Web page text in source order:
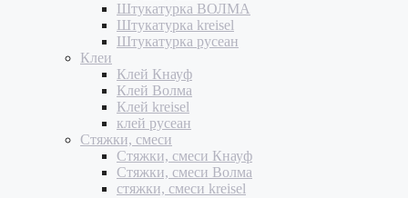
Штукатурка ВОЛМА
Штукатурка kreisel
Штукатурка русеан
Клеи
Клей Кнауф
Клей Волма
Клей kreisel
клей русеан
Стяжки, смеси
Стяжки, смеси Кнауф
Стяжки, смеси Волма
стяжки, смеси kreisel